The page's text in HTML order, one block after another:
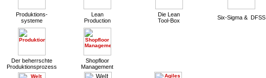
Produktions-
systeme
Lean
Production
Die Lean
Tool-Box
Six-Sigma & DFSS
Der beherrschte
Produktionsprozess
Shopfloor
Management